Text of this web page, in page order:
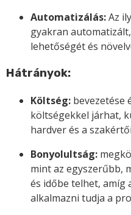
Automatizálás:Az
gyakran
lehetőségét és
Hátrányok:
Költség: bevezetése
költségekkel járhat,
hardver és a
Bonyolultság:
mint az egyszerűbb,
és időbe telhet, amíg
alkalmazni tudja a